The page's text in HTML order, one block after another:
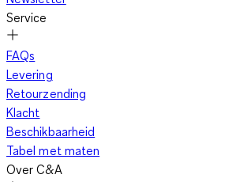
Service
FAQs
Levering
Retourzending
Klacht
Beschikbaarheid
Tabel met maten
Over C&A